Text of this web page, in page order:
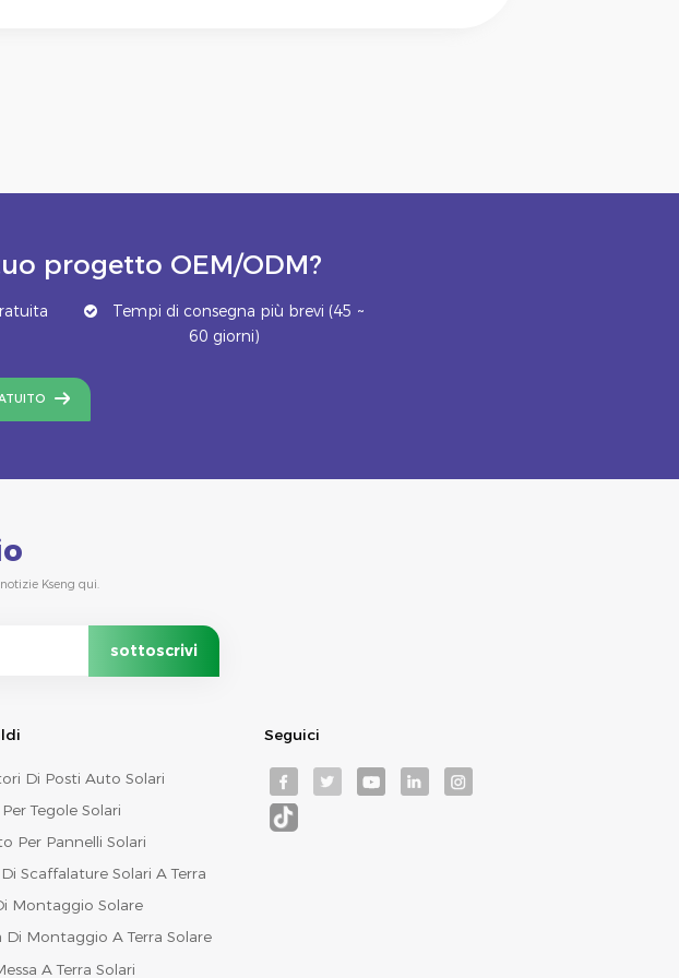
progetto OEM/ODM?
Tempi di consegna più brevi (45 ~
60 giorni)
Kseng qui.
Di Posti Auto Solari
Tegole Solari
Per Pannelli Solari
Scaffalature Solari A Terra
Montaggio Solare
Di Montaggio A Terra Solare
A Terra Solari
Seguici